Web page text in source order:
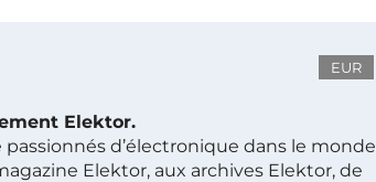
EUR
Elektor.
d’électronique dans le monde
Elektor, aux archives Elektor, de